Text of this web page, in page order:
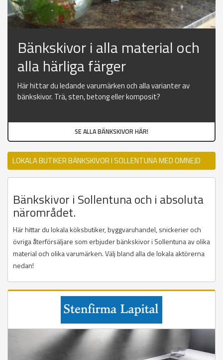
Bänkskivor i alla material och
alla härliga färger
Här hittar du ledande varumärken och alla varianter av
bänkskivor. Trä, sten, betong eller komposit?
SE ALLA BÄNKSKIVOR HÄR!
LOKALA BUTIKER BÄNKSKIVOR I SOLLENTUNA MED OMNEJD
Bänkskivor i Sollentuna och i absoluta
närområdet.
Här hittar du lokala köksbutiker, byggvaruhandel, snickerier och
övriga återförsäljare som erbjuder bänkskivor i Sollentuna av olika
material och olika varumärken. Välj bland alla de lokala aktörerna
nedan!